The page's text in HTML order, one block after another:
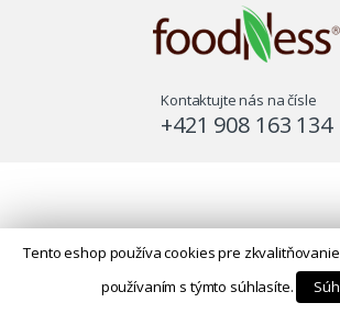
Kontaktujte nás na čísle
+421 908 163 134
Tento eshop používa cookies pre zkvalitňovanie
používaním s týmto súhlasíte.